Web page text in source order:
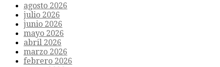
agosto 2026
julio 2026
junio 2026
mayo 2026
abril 2026
marzo 2026
febrero 2026